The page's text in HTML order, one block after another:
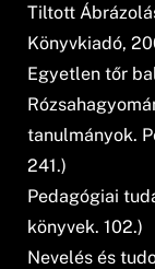
Tiltott
Könyvkiadó,
Egyetlen tőr
tanulmányok.
241.)
Pedagógiai
könyvek. 102.)
Nevelés és